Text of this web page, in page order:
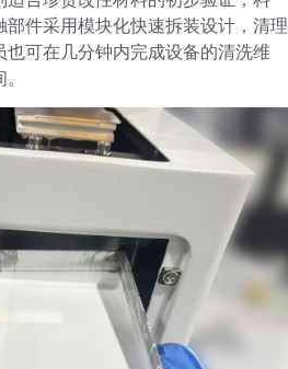
件采用模块化快速拆装设计，清理
可在几分钟内完成设备的清洗维